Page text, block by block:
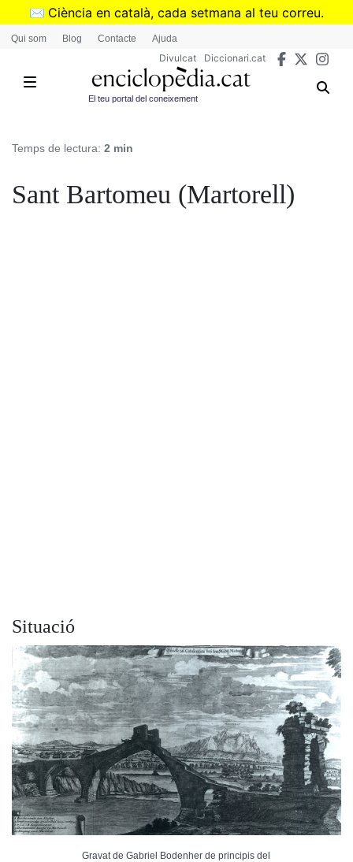
Vés
✉️ Ciència en català, cada setmana al teu correu.
➜Subscriu-te al butlletí de Divulcat
Qui som Blog Contacte Ajuda
Divulcat Diccionari.cat
El teu portal del coneixement
Temps de lectura: 2 min
Sant Bartomeu (Martorell)
Situació
Gravat de Gabriel Bodenher de principis del